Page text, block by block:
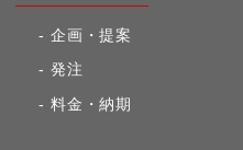
企画・提案
発注
料金・納期